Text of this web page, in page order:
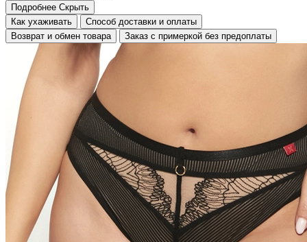
Подробнее Скрыть
Как ухаживать
Способ доставки и оплаты
Возврат и обмен товара
Заказ с примеркой без предоплаты